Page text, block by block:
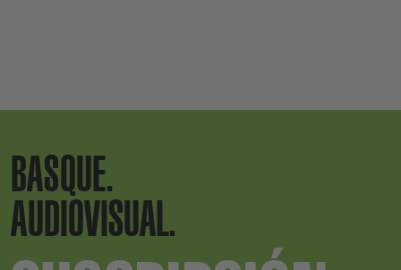
BASQUE.
AUDIOVISUAL.